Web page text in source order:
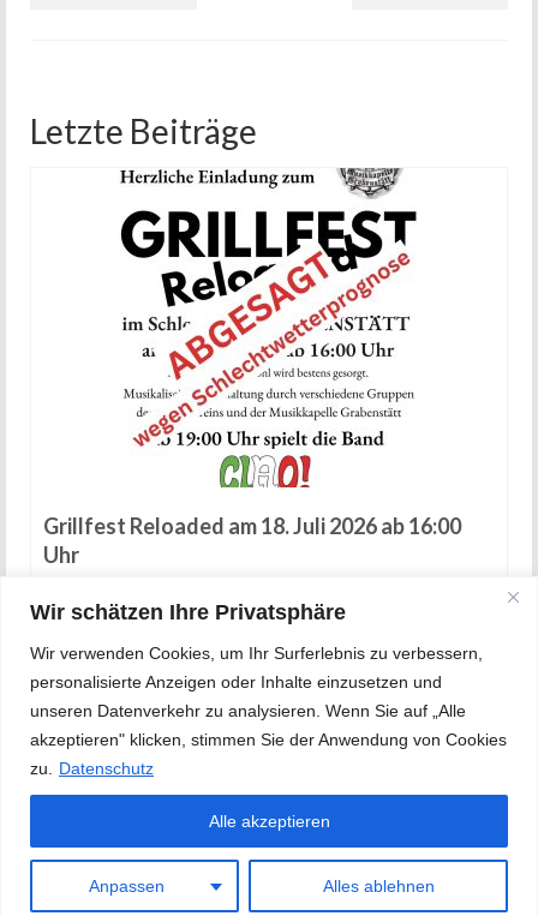
Wir schätzen Ihre Privatsphäre
Wir verwenden Cookies, um Ihr Surferlebnis zu verbessern,
personalisierte Anzeigen oder Inhalte einzusetzen und
unseren Datenverkehr zu analysieren. Wenn Sie auf „Alle
akzeptieren" klicken, stimmen Sie der Anwendung von Cookies
zu.
Datenschutz
Anpassen Alles ablehnen
Alle akzeptieren
Letzte Beiträge
Grillfest Reloaded am 18. Juli 2026 ab 16:00
Uhr
Datenschutz Impressum anmelden
© 2026 Musikverein Grabenstätt